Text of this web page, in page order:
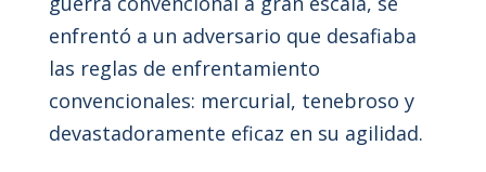
enfrentó a un adversario que desafiaba
las reglas de enfrentamiento
convencionales: mercurial, tenebroso y
devastadoramente eficaz en su agilidad.